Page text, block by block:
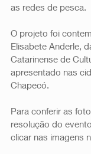
as redes de pesca.
O projeto foi
Elisabete Anderle,
Catarinense de
apresentado nas
Chapecó.
Para conferir as
resolução do
clicar nas imagens